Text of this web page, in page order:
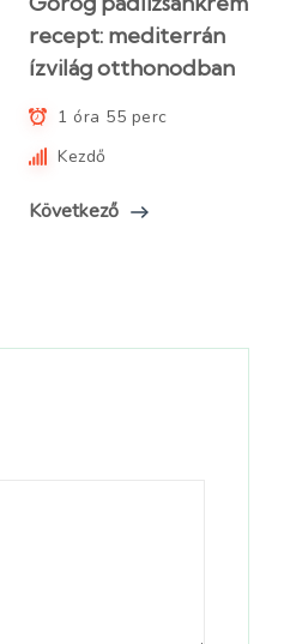
recept: mediterrán
ízvilág otthonodban
1 óra 55 perc
Kezdő
Következő